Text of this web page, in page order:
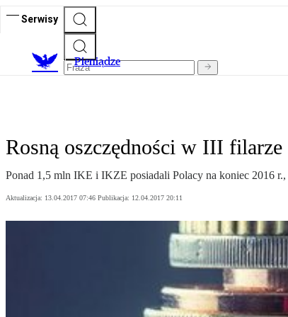
Serwisy
Pieniądze
Rosną oszczędności w III filarze
Ponad 1,5 mln IKE i IKZE posiadali Polacy na koniec 2016
Aktualizacja: 13.04.2017 07:46 Publikacja: 12.04.2017 20:11